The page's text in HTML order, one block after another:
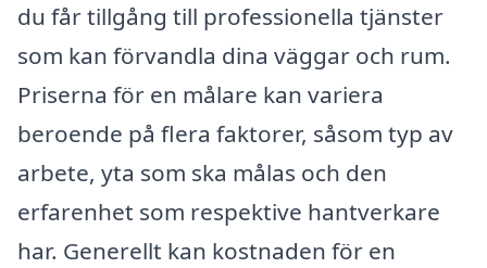
du får tillgång till professionella tjänster
som kan förvandla dina väggar och rum.
Priserna för en målare kan variera
beroende på flera faktorer, såsom typ av
arbete, yta som ska målas och den
erfarenhet som respektive hantverkare
har. Generellt kan kostnaden för en